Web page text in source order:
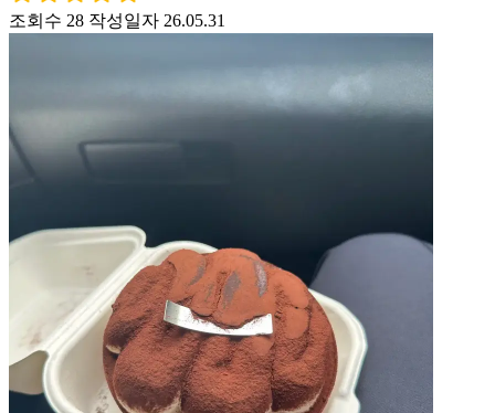
조회수 28 작성일자 26.05.31